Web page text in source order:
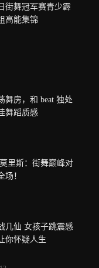
街舞冠军赛青少霹
高能集锦
舞房，和 beat 独处
舞蹈质感
里斯：街舞巅峰对
场！
几仙 女孩子跳震感
你怀疑人生